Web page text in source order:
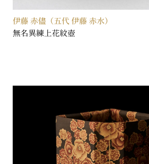
伊藤 赤儘（五代 伊藤 赤水）
無名異練上花紋壺